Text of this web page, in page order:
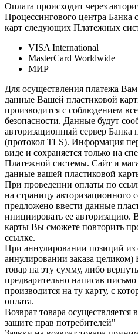
Оплата происходит через
Процессингового центра Банка
карт следующих Платежных
VISA International
MasterCard Worldwide
МИР
Для осуществления платежа
данные Вашей пластиковой
производится с соблюдением
безопасности. Данные будут
авторизационный сервер
(протокол TLS). Информация
виде и сохраняется только на
Платежной системы. Сайт и
данные вашей пластиковой
При проведении оплаты по
на страницу авторизационного
предложено ввести данные
инициировать ее авторизацию.
карты Вы сможете повторить
ссылке.
При аннулировании позиций из
аннулировании заказа целиком)
товар на эту сумму, либо
предварительно написав
производится на ту карту, с
оплата.
Возврат товара
защите прав потребителей"